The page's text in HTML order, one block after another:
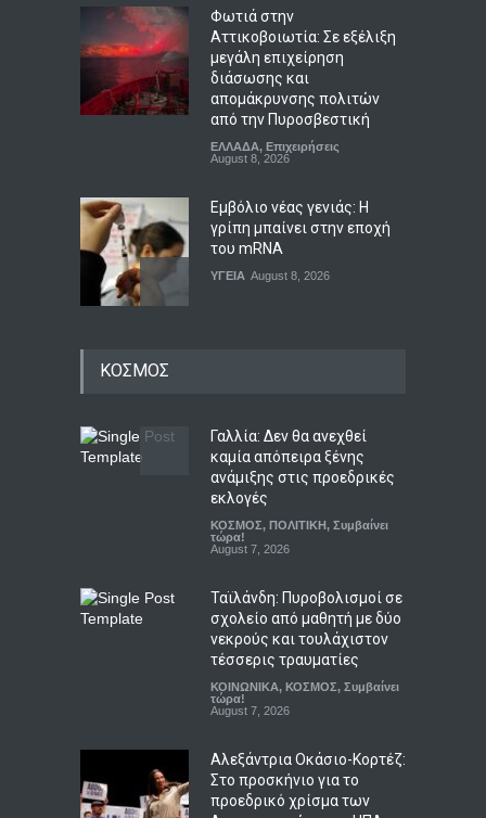
Φωτιά στην
Αττικοβοιωτία: Σε εξέλιξη
μεγάλη επιχείρηση
διάσωσης και
απομάκρυνσης πολιτών
από την Πυροσβεστική
ΕΛΛΑΔΑ, Επιχειρήσεις
August 8, 2026
Εμβόλιο νέας γενιάς: Η
γρίπη μπαίνει στην εποχή
του mRNA
ΥΓΕΙΑ August 8, 2026
Η Φενέρμπαχτσε στρέφεται
στον Λουκάκου μετά την
άρνηση της Μπενφίκα για
τον Παυλίδη
ΚΟΣΜΟΣ
Γαλλία: Δεν θα ανεχθεί
καμία απόπειρα ξένης
ανάμιξης στις προεδρικές
εκλογές
ΚΟΣΜΟΣ, ΠΟΛΙΤΙΚΗ, Συμβαίνει
τώρα!
August 7, 2026
Ταϊλάνδη: Πυροβολισμοί σε
σχολείο από μαθητή με δύο
νεκρούς και τουλάχιστον
τέσσερις τραυματίες
ΚΟΙΝΩΝΙΚΑ, ΚΟΣΜΟΣ, Συμβαίνει
τώρα!
August 7, 2026
Αλεξάντρια Οκάσιο-Κορτέζ:
Στο προσκήνιο για το
προεδρικό χρίσμα των